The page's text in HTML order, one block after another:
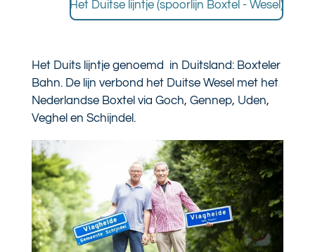
Het Duitse lijntje (spoorlijn Boxtel - Wesel)
Het Duits lijntje genoemd in Duitsland: Boxteler
Bahn. De lijn verbond het Duitse Wesel met het
Nederlandse Boxtel via Goch, Gennep, Uden,
Veghel en Schijndel.